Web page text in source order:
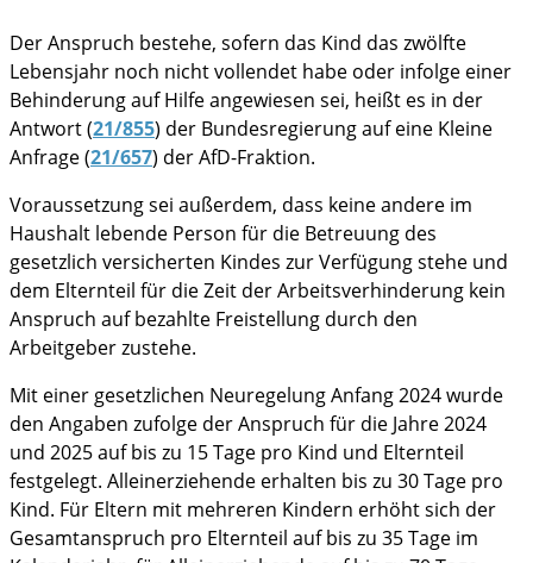
im Notfall
Der Anspruch bestehe, sofern das Kind das zwölfte
Lebensjahr noch nicht vollendet habe oder infolge einer
Behinderung auf Hilfe angewiesen sei, heißt es in der
Antwort (21/855) der Bundesregierung auf eine Kleine
Anfrage (21/657) der AfD-Fraktion.
Voraussetzung sei außerdem, dass keine andere im
Haushalt lebende Person für die Betreuung des
gesetzlich versicherten Kindes zur Verfügung stehe und
dem Elternteil für die Zeit der Arbeitsverhinderung kein
Anspruch auf bezahlte Freistellung durch den
Arbeitgeber zustehe.
Mit einer gesetzlichen Neuregelung Anfang 2024 wurde
den Angaben zufolge der Anspruch für die Jahre 2024
und 2025 auf bis zu 15 Tage pro Kind und Elternteil
festgelegt. Alleinerziehende erhalten bis zu 30 Tage pro
Kind. Für Eltern mit mehreren Kindern erhöht sich der
Gesamtanspruch pro Elternteil auf bis zu 35 Tage im